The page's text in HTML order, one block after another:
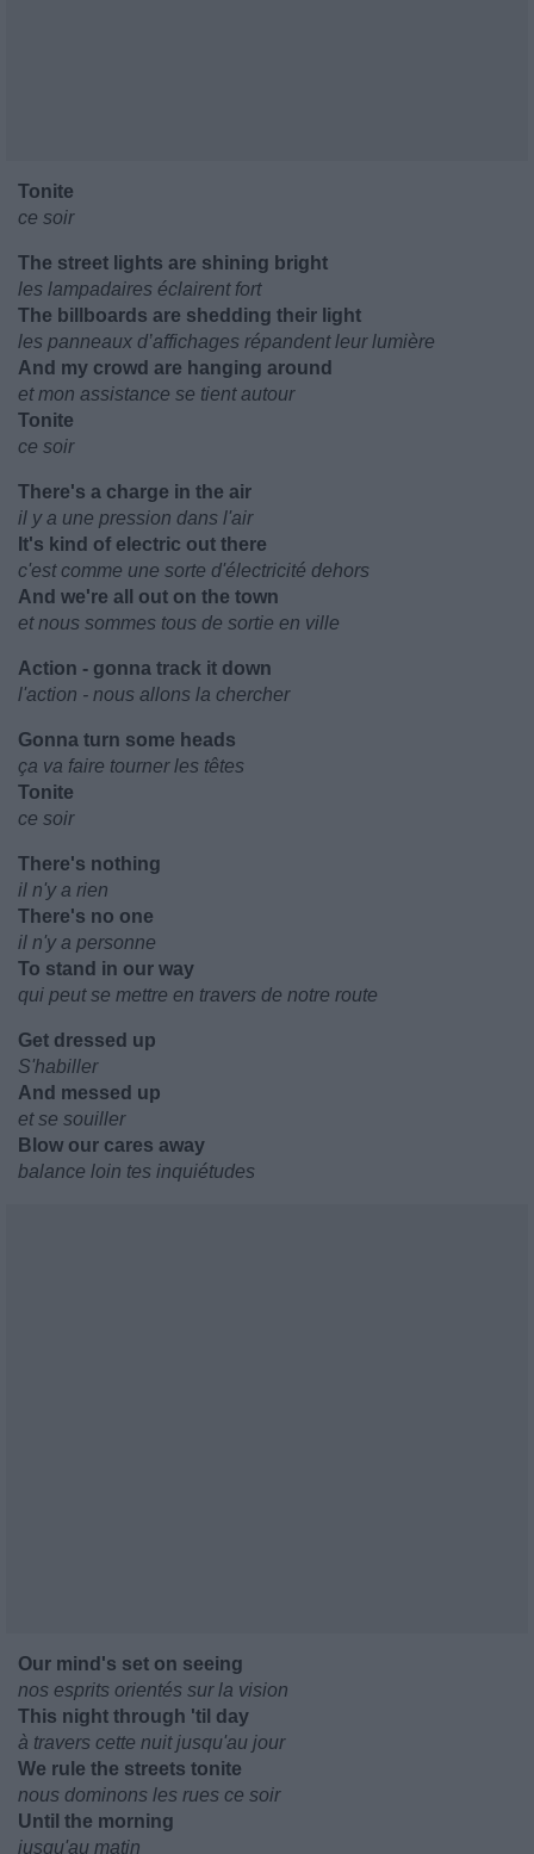
Tonite
ce soir
The street lights are shining bright
les lampadaires éclairent fort
The billboards are shedding their light
les panneaux d’affichages répandent leur lumière
And my crowd are hanging around
et mon assistance se tient autour
Tonite
ce soir
There's a charge in the air
il y a une pression dans l'air
It's kind of electric out there
c'est comme une sorte d'électricité dehors
And we're all out on the town
et nous sommes tous de sortie en ville
Action - gonna track it down
l'action - nous allons la chercher
Gonna turn some heads
ça va faire tourner les têtes
Tonite
ce soir
There's nothing
il n'y a rien
There's no one
il n'y a personne
To stand in our way
qui peut se mettre en travers de notre route
Get dressed up
S'habiller
And messed up
et se souiller
Blow our cares away
balance loin tes inquiétudes
Our mind's set on seeing
nos esprits orientés sur la vision
This night through 'til day
à travers cette nuit jusqu'au jour
We rule the streets tonite
nous dominons les rues ce soir
Until the morning
jusqu'au matin